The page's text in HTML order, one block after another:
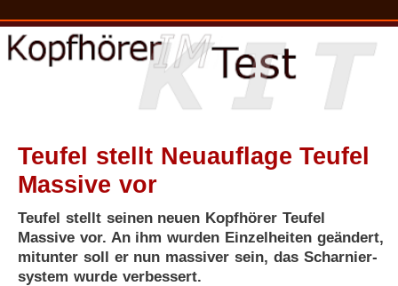
Teufel stellt Neuauflage Teufel
Massive vor
Teufel stellt seinen neuen Kopfhörer Teufel
Massive vor. An ihm wurden Einzelheiten geändert,
mitunter soll er nun massiver sein, das Scharnier­
system wurde verbessert.